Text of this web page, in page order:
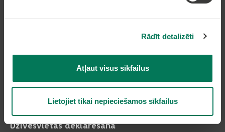
Rādīt detalizēti
Atļaut visus sīkfailus
Lietojiet tikai nepieciešamos sīkfailus
Pakalpojumi
Dzīvesvietas deklarēšana